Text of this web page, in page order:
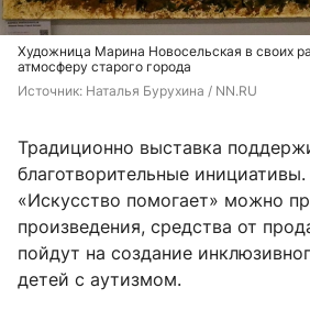
Художница Марина Новосельская в своих
атмосферу старого города
Источник: Наталья Бурухина / NN.RU
Традиционно выставка
благотворительные
«Искусство помогает» можно
произведения, средства от
пойдут на создание
детей с аутизмом.